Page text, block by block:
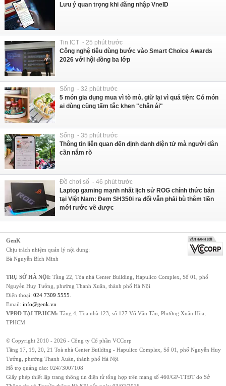
Lưu ý quan trọng khi đăng nhập VneID
Tin ICT - 25 phút trước
Công nghệ tiêu dùng bước vào Smart Choice Awards
2026 với hội đồng ba lớp
Sống - 32 phút trước
5 món gia dụng mua vì tò mò, giữ lại vì quá tiện: Có món
ai dùng cũng tấm tắc khen "chân ái"
Sống - 35 phút trước
Thông tin liên quan đến định danh điện tử mà người dân
cần nắm rõ
Đồ chơi số - 46 phút trước
Laptop gaming mạnh nhất lịch sử ROG chính thức bán
tại Việt Nam: Đem SH350i ra đổi vẫn phải bù thêm tiền
mới rước về được
GenK
Chịu trách nhiệm quản lý nội dung:
Bà Nguyễn Bích Minh
TRỤ SỞ HÀ NỘI: Tầng 22, Tòa nhà Center Building, Hapulico Complex, Số 01, phố
Nguyễn Huy Tưởng, phường Thanh Xuân, thành phố Hà Nội
Điện thoại: 024 7309 5555
Email: info@genk.vn
VPĐD TẠI TP.HCM: Tầng 4, Tòa nhà 123, số 127 Võ Văn Tần, Phường Xuân Hòa,
TPHCM
© Copyright 2010 - 2026 - Công ty Cổ phần VCCorp
Tầng 17, 19, 20, 21 Toà nhà Center Building - Hapulico Complex, Số 01, phố Nguyễn Huy
Tưởng, phường Thanh Xuân, thành phố Hà Nội
Hỗ trợ quảng cáo: 02473007108
Giấy phép thiết lập trang thông tin điện tử tổng hợp trên mạng số 460/GP-TTĐT do Sở